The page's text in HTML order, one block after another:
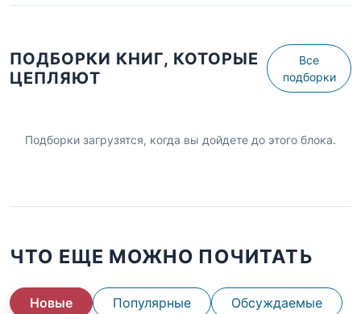
ПОДБОРКИ КНИГ, КОТОРЫЕ
ЦЕПЛЯЮТ
Все
подборки
Подборки загрузятся, когда вы дойдете до этого блока.
ЧТО ЕЩЕ МОЖНО ПОЧИТАТЬ
Новые Популярные Обсуждаемые